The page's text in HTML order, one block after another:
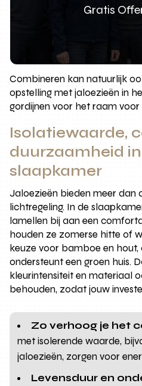
Gratis
Combineren kan natuurlijk
opstelling met jaloezieën in
gordijnen voor het raam
Isolatiewaarde,
duurzaamheid
slaapkamer
Jaloezieën bieden meer dan
lichtregeling. In de
lamellen bij aan een
houden ze zomerse hitte of
keuze voor bamboe en
ondersteunt een groen huis.
kleurintensiteit en materiaal
behouden, zodat jouw
Zo verhoog je het
met isolerende waarde,
jaloezieën, zorgen voor
Levensduur en